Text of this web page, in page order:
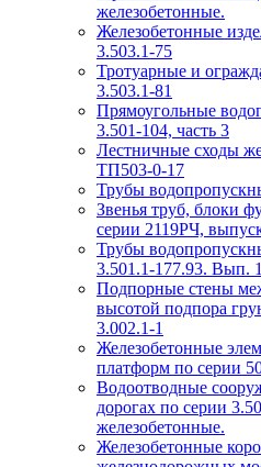
железобетонные.
Железобетонные
3.503.1-75
Тротуарные и
3.503.1-81
Прямоугольные
3.501-104, часть 3
Лестничные сходы
ТП503-0-17
Трубы
Звенья труб, блоки
серии 2119РЧ,
Трубы
3.501.1-177.93. Вып.
Подпорные стены
высотой подпора
3.002.1-1
Железобетонные
платформ по серии
Водоотводные
дорогах по серии
железобетонные.
Железобетонные